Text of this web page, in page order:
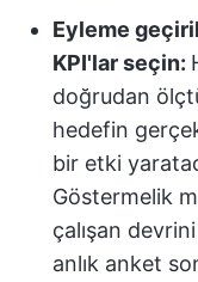
Eyleme
KPI'lar seçin:
doğrudan
hedefin
bir etki
Göstermelik
çalışan
anlık anket